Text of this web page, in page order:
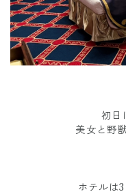
初日
美女と野
ホテルは